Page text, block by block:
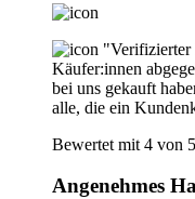
"Verifizierter
Käufer:innen
bei uns gekauft
alle, die ein
Bewertet mit 4 von
Angenehmes